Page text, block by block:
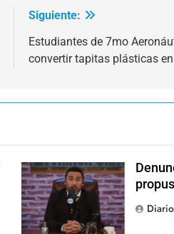
Siguiente:
Estudiantes de 7mo
convertir tapitas plásticas